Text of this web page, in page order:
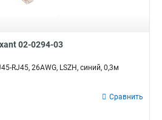
02-0294-03
RJ45, 26AWG, LSZH, синий, 0,3м
Сравнить